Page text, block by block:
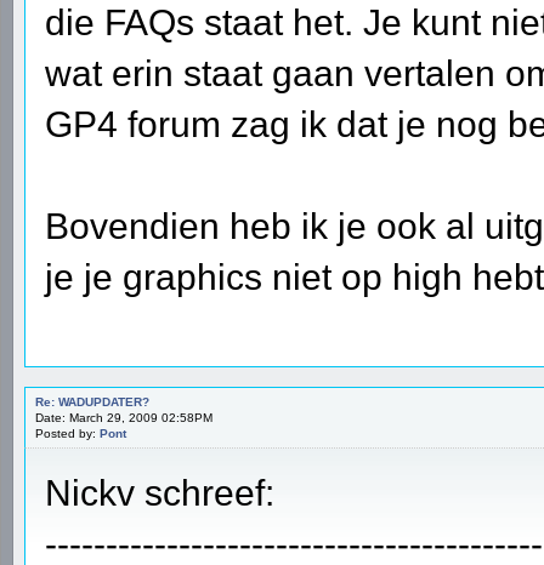
die FAQs staat het. Je kunt
wat erin staat gaan vertalen
GP4 forum zag ik dat je nog
Bovendien heb ik je ook al
je je graphics niet op high
Re: WADUPDATER?
Date: March 29, 2009 02:58PM
Posted by: Pont
Nickv schreef: